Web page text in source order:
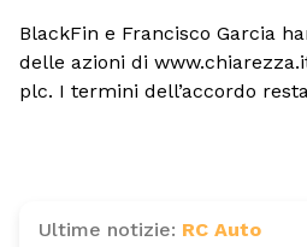
BlackFin e Francisco Garcia
delle azioni di
plc. I termini dell’accordo
Ultime notizie: RC Auto